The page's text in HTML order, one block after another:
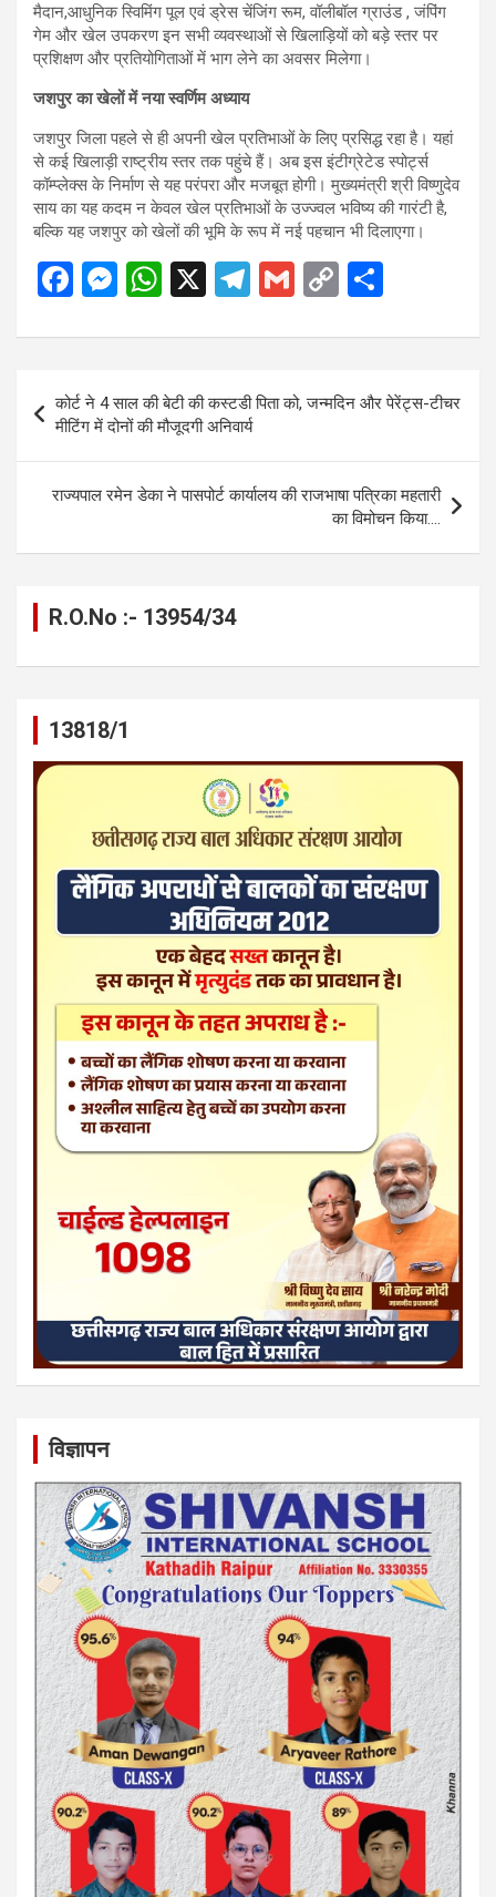
मैदान,आधुनिक स्विमिंग पूल एवं ड्रेस चेंजिंग रूम, वॉलीबॉल ग्राउंड , जंपिंग
गेम और खेल उपकरण इन सभी व्यवस्थाओं से खिलाड़ियों को बड़े स्तर पर
प्रशिक्षण और प्रतियोगिताओं में भाग लेने का अवसर मिलेगा।
जशपुर का खेलों में नया स्वर्णिम अध्याय
जशपुर जिला पहले से ही अपनी खेल प्रतिभाओं के लिए प्रसिद्ध रहा है। यहां
से कई खिलाड़ी राष्ट्रीय स्तर तक पहुंचे हैं। अब इस इंटीग्रेटेड स्पोर्ट्स
कॉम्प्लेक्स के निर्माण से यह परंपरा और मजबूत होगी। मुख्यमंत्री श्री विष्णुदेव
साय का यह कदम न केवल खेल प्रतिभाओं के उज्ज्वल भविष्य की गारंटी है,
बल्कि यह जशपुर को खेलों की भूमि के रूप में नई पहचान भी दिलाएगा।
F
ce
b
o
o
k
M
se
g
er
W
at
s
A
p
p
X
T
e
gr
a
m
G
ail
C
py
Li
n
k
ar
e
Post
navigation
कोर्ट ने 4 साल की बेटी की कस्टडी पिता को, जन्मदिन और पेरेंट्स-टीचर
मीटिंग में दोनों की मौजूदगी अनिवार्य
राज्यपाल रमेन डेका ने पासपोर्ट कार्यालय की राजभाषा पत्रिका महतारी
का विमोचन किया….
R.O.No :- 13954/34
13818/1
विज्ञापन